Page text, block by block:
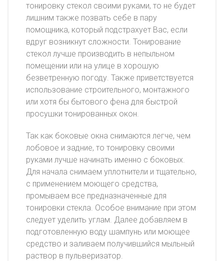
тонировку стекол своими руками, то не будет
лишним также позвать себе в пару
помощника, который подстрахует Вас, если
вдруг возникнут сложности. Тонирование
стекол лучше производить в непыльном
помещении или на улице в хорошую
безветренную погоду. Также приветствуется
использование строительного, монтажного
или хотя бы бытового фена для быстрой
просушки тонированных окон.
Так как боковые окна снимаются легче, чем
лобовое и задние, то тонировку своими
руками лучше начинать именно с боковых.
Для начала снимаем уплотнители и тщательно,
с применением моющего средства,
промываем все предназначенные для
тонировки стекла. Особое внимание при этом
следует уделить углам. Далее добавляем в
подготовленную воду шампунь или моющее
средство и заливаем получившийся мыльный
раствор в пульверизатор.